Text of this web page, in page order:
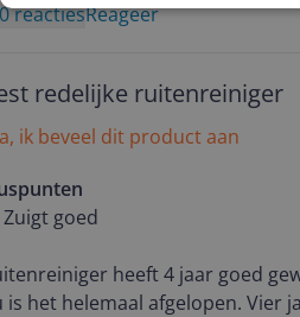
0 reactiesReageer
redelijke ruitenreiniger
heeft 4 jaar goed
is het helemaal afgelopen. Vier
Zuigt goed
ik beveel dit product aan